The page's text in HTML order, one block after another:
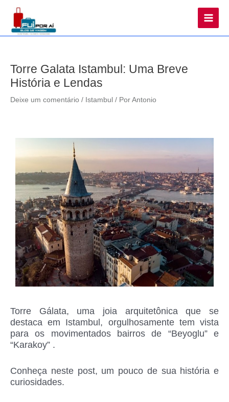
Main
Torre Galata Istambul: Uma Breve
História e Lendas
Deixe um comentário / Istambul / Por Antonio
Torre Gálata, uma joia arquitetônica que se
destaca em Istambul, orgulhosamente tem vista
para os movimentados bairros de “Beyoglu” e
“Karakoy” .
Conheça neste post, um pouco de sua história e
curiosidades.